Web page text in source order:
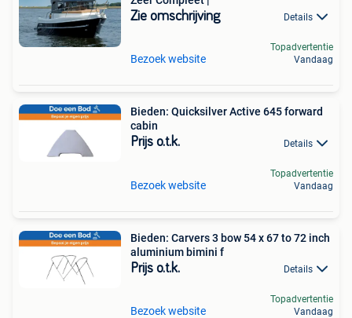
Zie omschrijving Details
Bezoek website
Topadvertentie
Vandaag
Bieden: Quicksilver Active 645 forward
cabin
Prijs o.t.k. Details
Bezoek website
Topadvertentie
Vandaag
Bieden: Carvers 3 bow 54 x 67 to 72 inch
aluminium bimini f
Prijs o.t.k. Details
Bezoek website
Topadvertentie
Vandaag